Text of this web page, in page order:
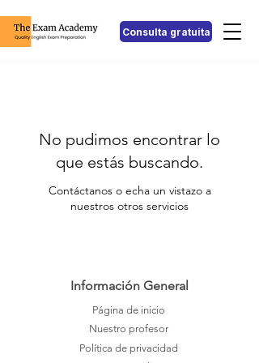
Consulta gratuita
No pudimos encontrar lo
que estás buscando.
Contáctanos o echa un vistazo a
nuestros otros servicios
Información General
Página de inicio
Nuestro profesor
Política de privacidad